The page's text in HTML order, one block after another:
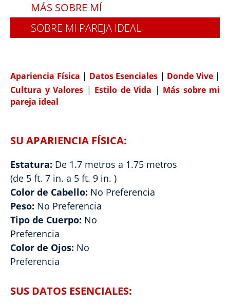
MÁS SOBRE MÍ
SOBRE MI PAREJA IDEAL
Apariencia Física | Datos Esenciales | Donde Vive |
Cultura y Valores | Estilo de Vida | Más sobre mi
pareja ideal
SU APARIENCIA FÍSICA:
Estatura: De 1.7 metros a 1.75 metros
(de 5 ft. 7 in. a 5 ft. 9 in. )
Color de Cabello: No Preferencia
Peso: No Preferencia
Tipo de Cuerpo: No
Preferencia
Color de Ojos: No
Preferencia
SUS DATOS ESENCIALES: